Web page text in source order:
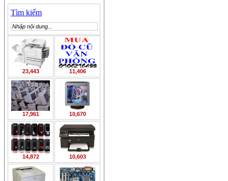
Tìm kiếm
23,443 11,406
17,961 10,670
14,872 10,603